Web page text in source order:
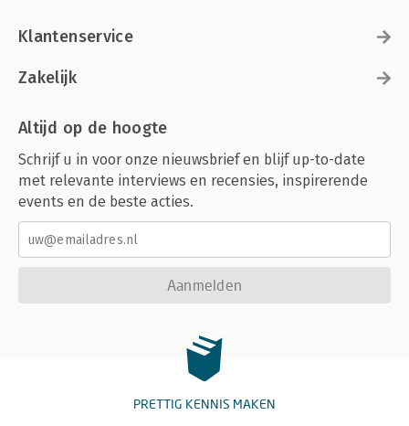
Klantenservice
Zakelijk
Altijd op de hoogte
Schrijf u in voor onze nieuwsbrief en blijf up-to-date
met relevante interviews en recensies, inspirerende
events en de beste acties.
Aanmelden
PRETTIG KENNIS MAKEN